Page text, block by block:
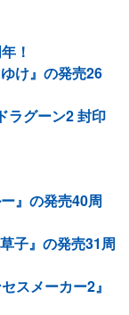
！
け』の発売26
ラグーン2 封印
』の発売40周
子』の発売31周
スメーカー2』